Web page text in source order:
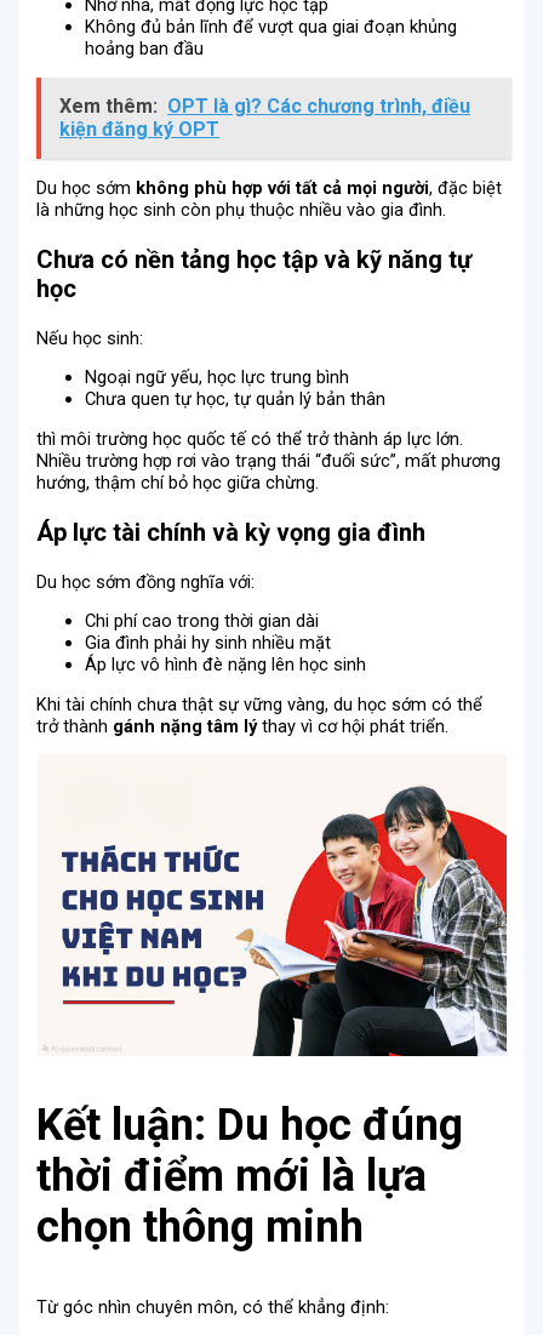
Nhớ nhà, mất động lực học tập
Không đủ bản lĩnh để vượt qua giai đoạn khủng
hoảng ban đầu
Xem thêm: OPT là gì? Các chương trình, điều
kiện đăng ký OPT
Du học sớm không phù hợp với tất cả mọi người, đặc biệt
là những học sinh còn phụ thuộc nhiều vào gia đình.
Chưa có nền tảng học tập và kỹ năng tự
học
Nếu học sinh:
Ngoại ngữ yếu, học lực trung bình
Chưa quen tự học, tự quản lý bản thân
thì môi trường học quốc tế có thể trở thành áp lực lớn.
Nhiều trường hợp rơi vào trạng thái “đuối sức”, mất phương
hướng, thậm chí bỏ học giữa chừng.
Áp lực tài chính và kỳ vọng gia đình
Du học sớm đồng nghĩa với:
Chi phí cao trong thời gian dài
Gia đình phải hy sinh nhiều mặt
Áp lực vô hình đè nặng lên học sinh
Khi tài chính chưa thật sự vững vàng, du học sớm có thể
trở thành gánh nặng tâm lýthay vì cơ hội phát triển.
Kết luận: Du học đúng
thời điểm mới là lựa
chọn thông minh
Từ góc nhìn chuyên môn, có thể khẳng định: